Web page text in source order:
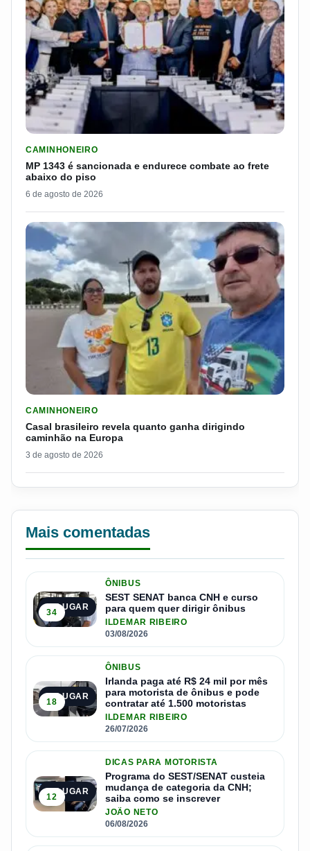
CAMINHONEIRO
MP 1343 é sancionada e endurece combate ao frete
abaixo do piso
6 de agosto de 2026
CAMINHONEIRO
Casal brasileiro revela quanto ganha dirigindo
caminhão na Europa
3 de agosto de 2026
Mais comentadas
1º LUGAR
34
ÔNIBUS
SEST SENAT banca CNH e curso
para quem quer dirigir ônibus
ILDEMAR RIBEIRO
03/08/2026
2º LUGAR
18
ÔNIBUS
Irlanda paga até R$ 24 mil por mês
para motorista de ônibus e pode
contratar até 1.500 motoristas
ILDEMAR RIBEIRO
26/07/2026
3º LUGAR
12
DICAS PARA MOTORISTA
Programa do SEST/SENAT custeia
mudança de categoria da CNH;
saiba como se inscrever
JOÃO NETO
06/08/2026